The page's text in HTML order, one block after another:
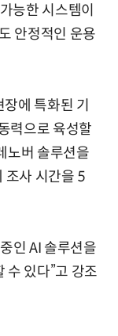
능한 시스템이
안정적인 운용
에 특화된 기
력으로 육성할
노버 솔루션을
조사 시간을 5
인 AI 솔루션을
수 있다”고 강조